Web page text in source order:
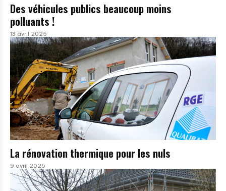
Des véhicules publics beaucoup moins
polluants !
13 avril 2025
La rénovation thermique pour les nuls
9 avril 2025